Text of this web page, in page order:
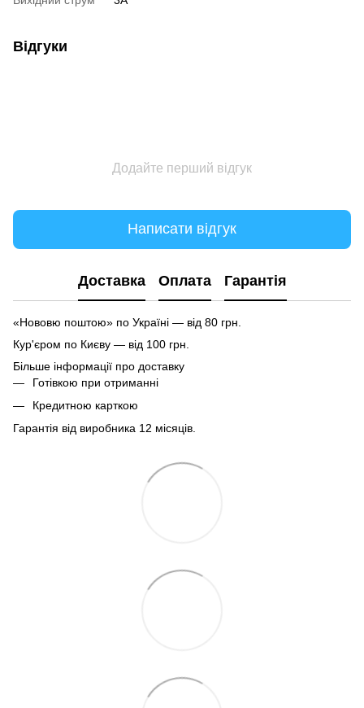
Відгуки
Додайте перший відгук
Написати відгук
Доставка Оплата Гарантія
«Нововю поштою» по Україні — від 80 грн.
Кур'єром по Києву — від 100 грн.
Більше інформації про доставку
Готівкою при отриманні
Кредитною карткою
Гарантія від виробника 12 місяців.